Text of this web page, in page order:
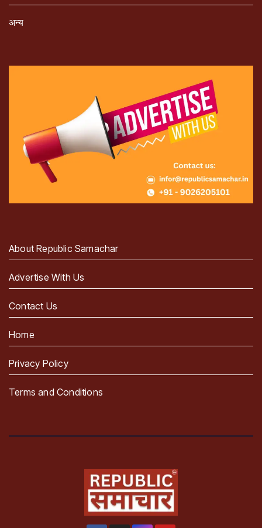
अन्य
About Republic Samachar
Advertise With Us
Contact Us
Home
Privacy Policy
Terms and Conditions